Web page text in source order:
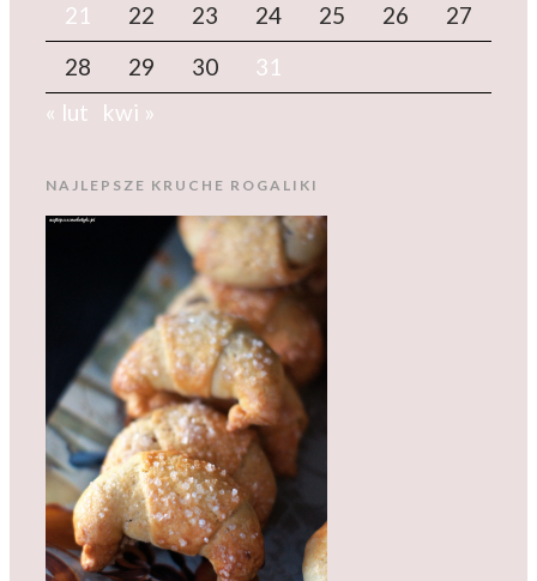
21
22 23 24 25 26
27
28
29 30
31
« lut
kwi »
NAJLEPSZE KRUCHE ROGALIKI